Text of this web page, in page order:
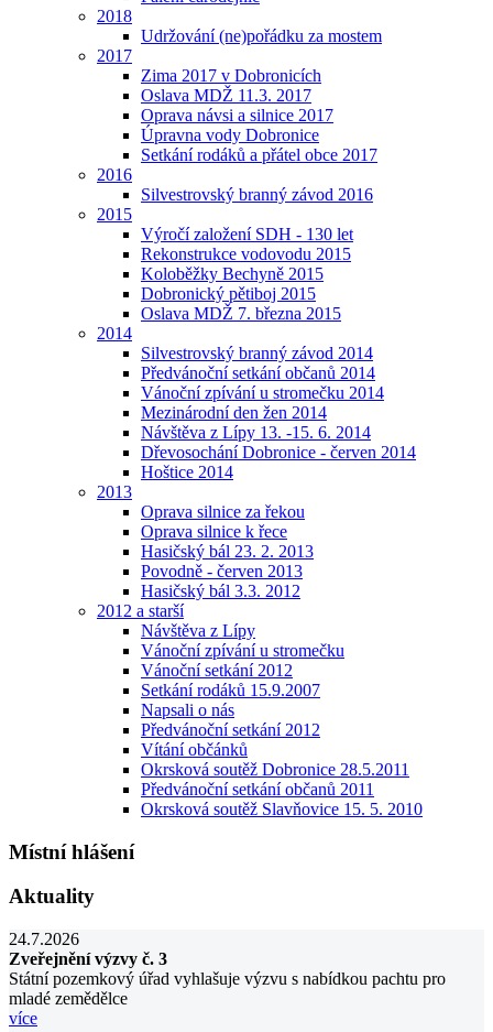
2018
Udržování (ne)pořádku za mostem
2017
Zima 2017 v Dobronicích
Oslava MDŽ 11.3. 2017
Oprava návsi a silnice 2017
Úpravna vody Dobronice
Setkání rodáků a přátel obce 2017
2016
Silvestrovský branný závod 2016
2015
Výročí založení SDH - 130 let
Rekonstrukce vodovodu 2015
Koloběžky Bechyně 2015
Dobronický pětiboj 2015
Oslava MDŽ 7. března 2015
2014
Silvestrovský branný závod 2014
Předvánoční setkání občanů 2014
Vánoční zpívání u stromečku 2014
Mezinárodní den žen 2014
Návštěva z Lípy 13. -15. 6. 2014
Dřevosochání Dobronice - červen 2014
Hoštice 2014
2013
Oprava silnice za řekou
Oprava silnice k řece
Hasičský bál 23. 2. 2013
Povodně - červen 2013
Hasičský bál 3.3. 2012
2012 a starší
Návštěva z Lípy
Vánoční zpívání u stromečku
Vánoční setkání 2012
Setkání rodáků 15.9.2007
Napsali o nás
Předvánoční setkání 2012
Vítání občánků
Okrsková soutěž Dobronice 28.5.2011
Předvánoční setkání občanů 2011
Okrsková soutěž Slavňovice 15. 5. 2010
Místní hlášení
Aktuality
24.7.2026
Zveřejnění výzvy č. 3
Státní pozemkový úřad vyhlašuje výzvu s nabídkou pachtu pro
mladé zemědělce
více